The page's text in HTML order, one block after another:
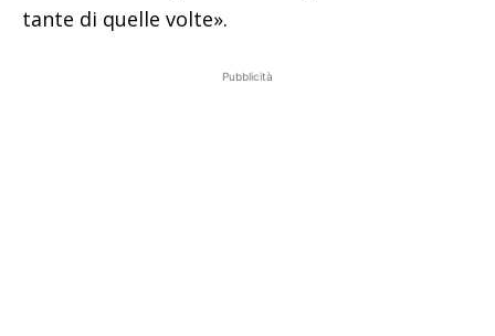
tante di quelle volte».
Pubblicità